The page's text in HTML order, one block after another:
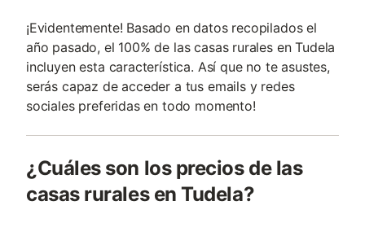
¡Evidentemente! Basado en datos recopilados el
año pasado, el 100% de las casas rurales en Tudela
incluyen esta característica. Así que no te asustes,
serás capaz de acceder a tus emails y redes
sociales preferidas en todo momento!
¿Cuáles son los precios de las
casas rurales en Tudela?